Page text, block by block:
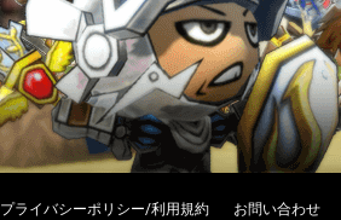
プライバシーポリシー/利用規約 お問い合わせ